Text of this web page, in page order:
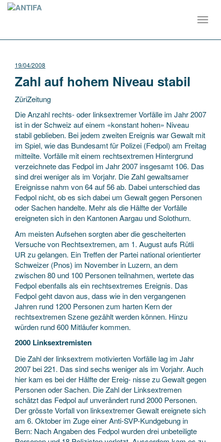
19/04/2008
Zahl auf hohem Niveau stabil
ZüriZeitung
Die Anzahl rechts- oder linksextremer Vorfälle im Jahr 2007
ist in der Schweiz auf einem «konstant hohen» Niveau
stabil geblieben. Bei jedem zweiten Ereignis war Gewalt mit
im Spiel, wie das Bundesamt für Polizei (Fedpol) am Freitag
mitteilte. Vorfälle mit einem rechtsextremen Hintergrund
verzeichnete das Fedpol im Jahr 2007 insgesamt 106. Das
sind drei weniger als im Vorjahr. Die Zahl gewaltsamer
Ereignisse nahm von 64 auf 56 ab. Dabei unterschied das
Fedpol nicht, ob es sich dabei um Gewalt gegen Personen
oder Sachen handelte. Mehr als die Hälfte der Vorfälle
ereigneten sich in den Kantonen Aargau und Solothurn.
Am meisten Aufsehen sorgten aber die gescheiterten
Versuche von Rechtsextremen, am 1. August aufs Rütli
UR zu gelangen. Ein Treffen der Partei national orientierter
Schweizer (Pnos) im November in Luzern, an dem
zwischen 80 und 100 Personen teilnahmen, wertete das
Fedpol ebenfalls als ein rechtsextremes Ereignis. Das
Fedpol geht davon aus, dass wie in den vergangenen
Jahren rund 1200 Personen zum harten Kern der
rechtsextremen Szene gezählt werden können. Hinzu
würden rund 600 Mitläufer kommen.
2000 Linksextremisten
Die Zahl der linksextrem motivierten Vorfälle lag im Jahr
2007 bei 221. Das sind sechs weniger als im Vorjahr. Auch
hier kam es bei der Hälfte der Ereig- nisse zu Gewalt gegen
Personen oder Sachen. Die Zahl der Linksextremen
schätzt das Fedpol auf unverändert rund 2000 Personen.
Der grösste Vorfall von linksextremer Gewalt ereignete sich
am 6. Oktober im Zuge einer Anti-SVP-Kundgebung in
Bern: Nach Angaben des Fedpol wurden drei unbeteiligte